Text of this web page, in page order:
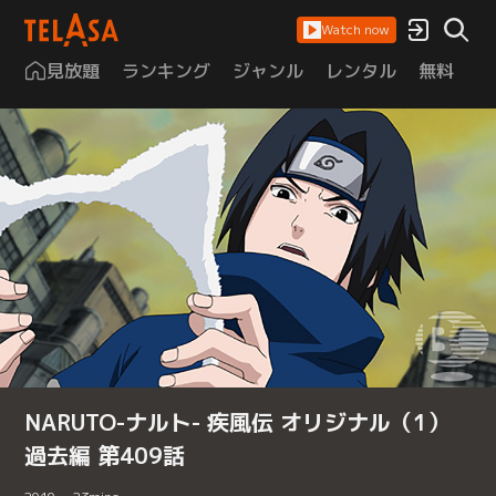
Watch now
見放題 ランキング ジャンル レンタル 無料
NARUTO-ナルト- 疾風伝 オリジナル（1）
過去編 第409話